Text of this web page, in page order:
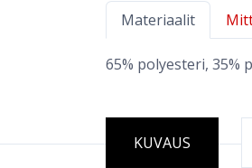
Materiaalit
65% polyesteri, 35%
KUVAUS